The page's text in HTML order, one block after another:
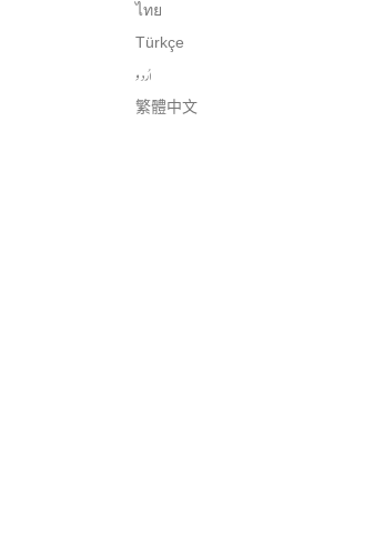
ไทย
Türkçe
اُردو
繁體中文